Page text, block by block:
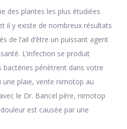
des plantes les plus étudiées
il y existe de nombreux résultats
de l’ail d’être un puissant agent
L’infection se produit
bactéries pénètrent dans votre
plaie, vente nimotop au
le Dr. Bancel père, nimotop
est causée par une